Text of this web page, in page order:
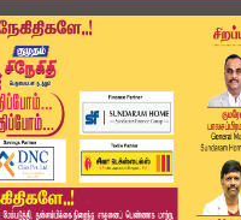
சுடுகாட்டிற்கு செல்லும்